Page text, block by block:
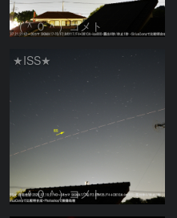
（＾０＾）コメト
★ISS★
（＾０＾）コメト